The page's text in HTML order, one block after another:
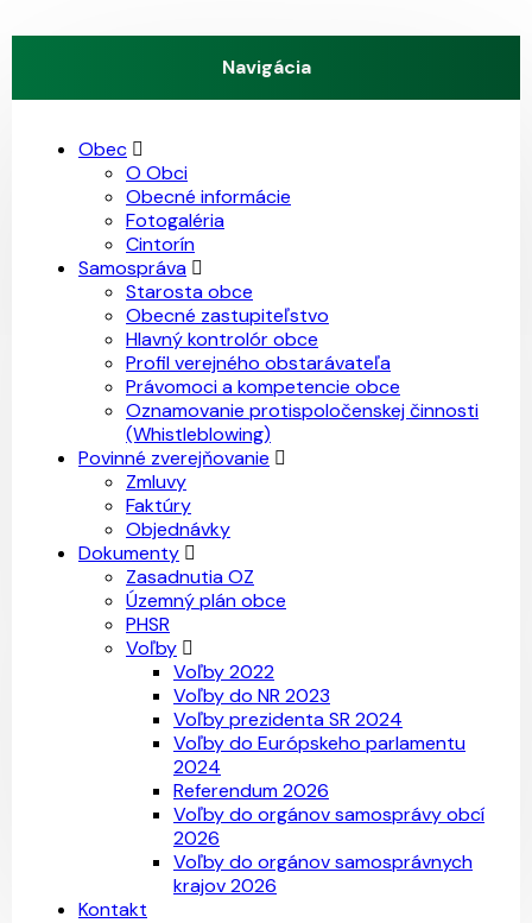
Navigácia
Obec
O Obci
Obecné informácie
Fotogaléria
Cintorín
Samospráva
Starosta obce
Obecné zastupiteľstvo
Hlavný kontrolór obce
Profil verejného obstarávateľa
Právomoci a kompetencie obce
Oznamovanie protispoločenskej činnosti
(Whistleblowing)
Povinné zverejňovanie
Zmluvy
Faktúry
Objednávky
Dokumenty
Zasadnutia OZ
Územný plán obce
PHSR
Voľby
Voľby 2022
Voľby do NR 2023
Voľby prezidenta SR 2024
Voľby do Európskeho parlamentu
2024
Referendum 2026
Voľby do orgánov samosprávy obcí
2026
Voľby do orgánov samosprávnych
krajov 2026
Kontakt